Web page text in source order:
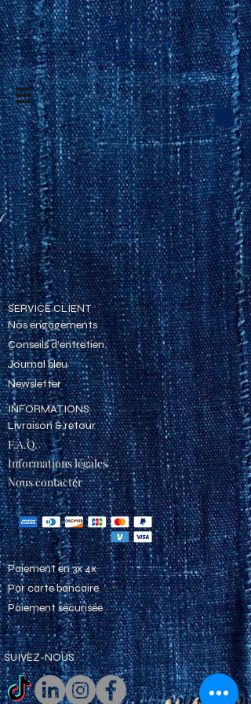
SERVICE CLIENT
Nos engagements
Conseils d'entretien
Journal bleu
Newsletter
INFORMATIONS
Livraison & retour
F.A.Q.
Informations légales
Nous contacter
Paiement en 3x 4x
Par carte bancaire
Paiement sécurisée
SUIVEZ-NOUS